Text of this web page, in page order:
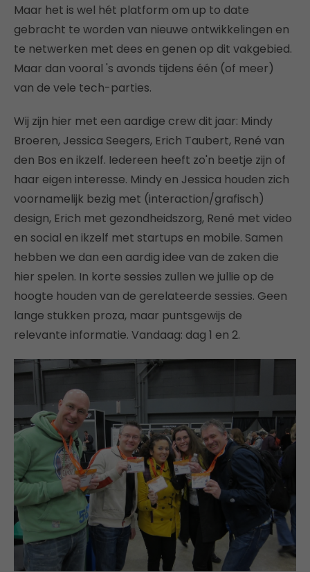
Maar het is wel hét platform om up to date
gebracht te worden van nieuwe ontwikkelingen en
te netwerken met dees en genen op dit vakgebied.
Maar dan vooral 's avonds tijdens één (of meer)
van de vele tech-parties.
Wij zijn hier met een aardige crew dit jaar: Mindy
Broeren, Jessica Seegers, Erich Taubert, René van
den Bos en ikzelf. Iedereen heeft zo'n beetje zijn of
haar eigen interesse. Mindy en Jessica houden zich
voornamelijk bezig met (interaction/grafisch)
design, Erich met gezondheidszorg, René met video
en social en ikzelf met startups en mobile. Samen
hebben we dan een aardig idee van de zaken die
hier spelen. In korte sessies zullen we jullie op de
hoogte houden van de gerelateerde sessies. Geen
lange stukken proza, maar puntsgewijs de
relevante informatie. Vandaag: dag 1 en 2.